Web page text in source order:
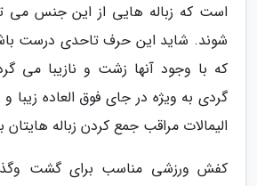
است که زباله هایی از این جنس می
شوند. شاید این حرف تاحدی درست
که با وجود آنها زشت و نازیبا می
گردی به ویژه در جای فوق العاده زیبا
الیمالات مراقب جمع کردن زباله هایتان
کفش ورزشی مناسب برای گشت